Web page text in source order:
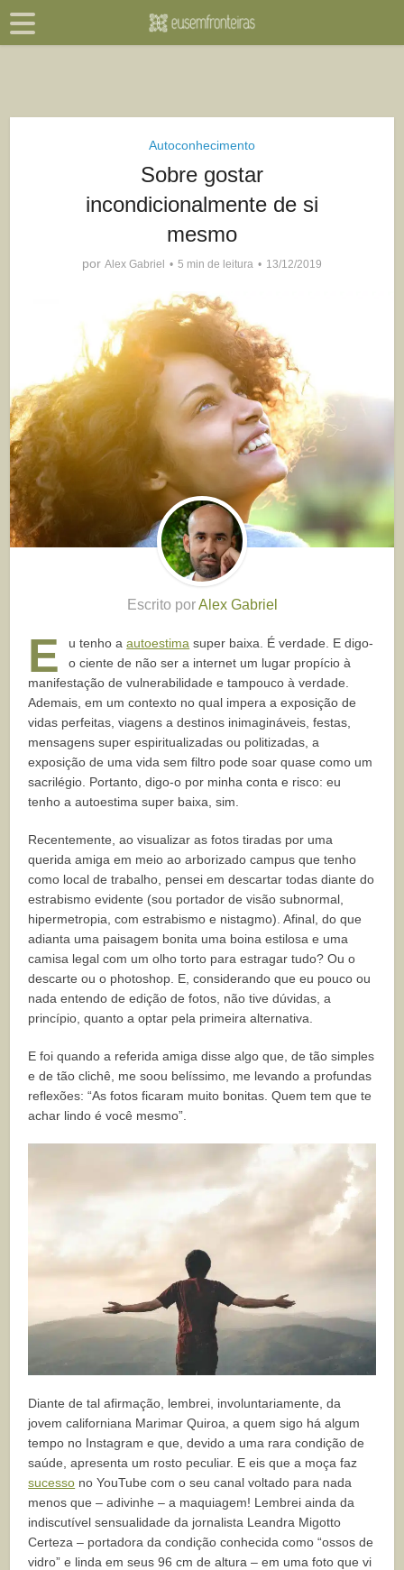
Autoconhecimento
Sobre gostar
incondicionalmente de si
mesmo
por Alex Gabriel 5 min de leitura 13/12/2019
Escrito porAlex Gabriel
E u tenho aautoestima super baixa. É verdade. E digo-
o ciente de não ser a internet um lugar propício à
manifestação de vulnerabilidade e tampouco à verdade.
Ademais, em um contexto no qual impera a exposição de
vidas perfeitas, viagens a destinos inimagináveis, festas,
mensagens super espiritualizadas ou politizadas, a
exposição de uma vida sem filtro pode soar quase como um
sacrilégio. Portanto, digo-o por minha conta e risco: eu
tenho a autoestima super baixa, sim.
Recentemente, ao visualizar as fotos tiradas por uma
querida amiga em meio ao arborizado campus que tenho
como local de trabalho, pensei em descartar todas diante do
estrabismo evidente (sou portador de visão subnormal,
hipermetropia, com estrabismo e nistagmo). Afinal, do que
adianta uma paisagem bonita uma boina estilosa e uma
camisa legal com um olho torto para estragar tudo? Ou o
descarte ou o photoshop. E, considerando que eu pouco ou
nada entendo de edição de fotos, não tive dúvidas, a
princípio, quanto a optar pela primeira alternativa.
E foi quando a referida amiga disse algo que, de tão simples
e de tão clichê, me soou belíssimo, me levando a profundas
reflexões: “As fotos ficaram muito bonitas. Quem tem que te
achar lindo é você mesmo”.
Diante de tal afirmação, lembrei, involuntariamente, da
jovem californiana Marimar Quiroa, a quem sigo há algum
tempo no Instagram e que, devido a uma rara condição de
saúde, apresenta um rosto peculiar. E eis que a moça faz
sucesso no YouTube com o seu canal voltado para nada
menos que – adivinhe – a maquiagem! Lembrei ainda da
indiscutível sensualidade da jornalista Leandra Migotto
Certeza – portadora da condição conhecida como “ossos de
vidro” e linda em seus 96 cm de altura – em uma foto que vi